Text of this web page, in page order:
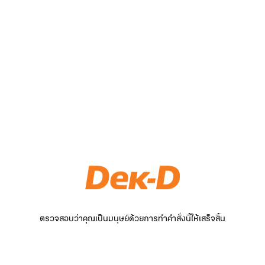
ตรวจสอบว่าคุณเป็นมนุษย์ด้วยการทำคำสั่งนี้ให้เสร็จสิ้น